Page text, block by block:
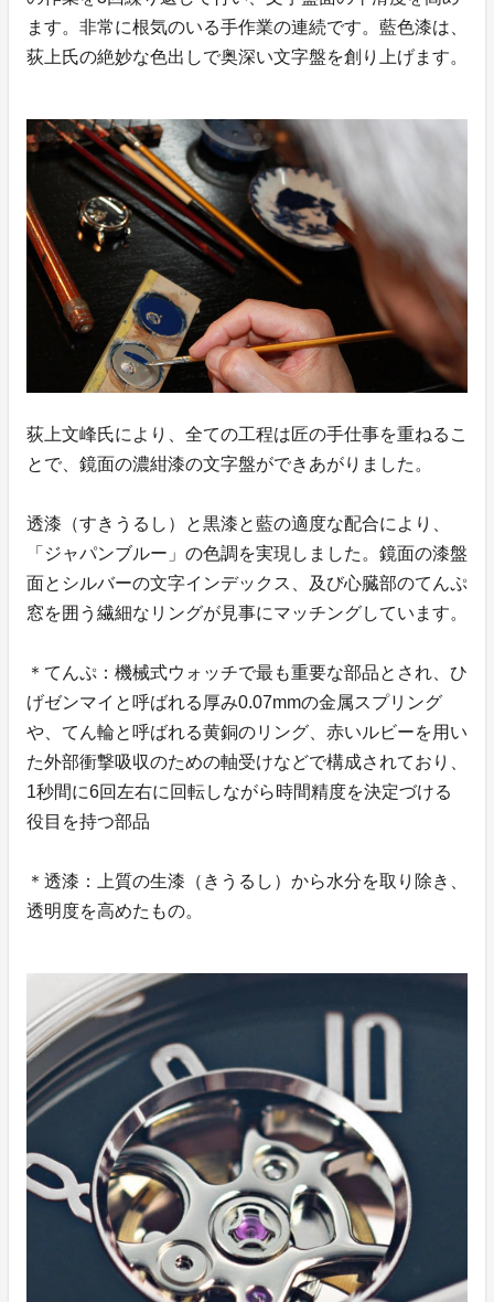
ます。非常に根気のいる手作業の連続です。藍色漆は、
荻上氏の絶妙な色出しで奥深い文字盤を創り上げます。
荻上文峰氏により、全ての工程は匠の手仕事を重ねるこ
とで、鏡面の濃紺漆の文字盤ができあがりました。
透漆（すきうるし）と黒漆と藍の適度な配合により、
「ジャパンブルー」の色調を実現しました。鏡面の漆盤
面とシルバーの文字インデックス、及び心臓部のてんぷ
窓を囲う繊細なリングが見事にマッチングしています。
＊てんぷ：機械式ウォッチで最も重要な部品とされ、ひ
げゼンマイと呼ばれる厚み0.07mmの金属スプリング
や、てん輪と呼ばれる黄銅のリング、赤いルビーを用い
た外部衝撃吸収のための軸受けなどで構成されており、
1秒間に6回左右に回転しながら時間精度を決定づける
役目を持つ部品
＊透漆：上質の生漆（きうるし）から水分を取り除き、
透明度を高めたもの。